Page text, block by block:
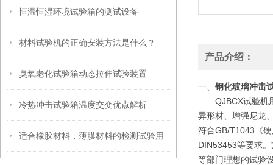
恒温恒湿环境试验箱的测试设备
材料试验机的正确安装方法是什么？
臭氧老化试验箱动态拉伸试验装置
冷热冲击试验箱温度交变优点解析
适合橡胶材料，薄膜材料的检测试验用
产品介绍：
一、 钢化玻璃冲击
QJBCX试验机用
异形材、增强尼龙
符合GB/T1043《
DIN53453等要求
等部门理想的试验